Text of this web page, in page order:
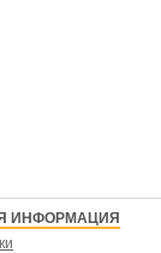
ИНФОРМАЦИЯ